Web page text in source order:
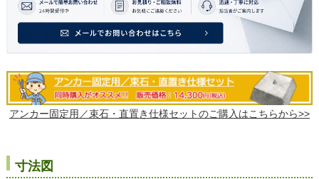
アンカー固定用／束石・直置き仕様セットのご購入はこちらから>>
寸法図